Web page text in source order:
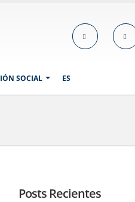
SOCIAL ES
Posts Recientes